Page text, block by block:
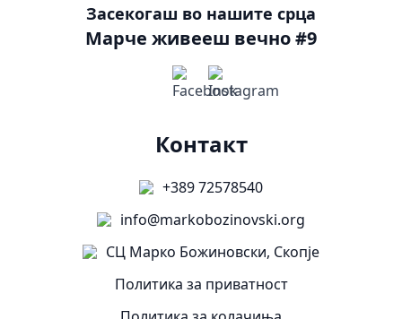
Засекогаш во нашите срца
Марче живееш вечно #9
Контакт
+389 72578540
info@markobozinovski.org
СЦ Марко Божиновски, Скопје
Политика за приватност